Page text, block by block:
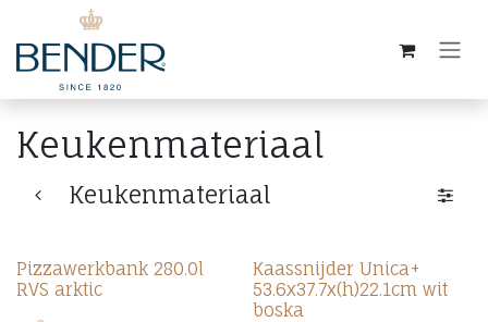
Overslaan naar inhoud
Keukenmateriaal
Keukenmateriaal
Pizzawerkbank 280.0l
RVS arktic
Kaassnijder Unica+
53.6x37.7x(h)22.1cm wit
boska